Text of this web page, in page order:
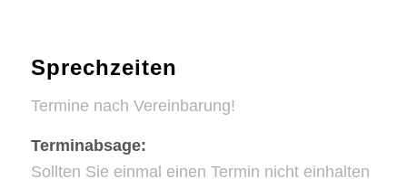
Sprechzeiten
Termine nach Vereinbarung!
Terminabsage:
Sollten Sie einmal einen Termin nicht einhalten